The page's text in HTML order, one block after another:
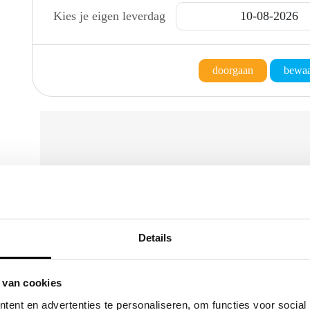
Details
cookies
en advertenties te personaliseren, om functies voor
Kies je eigen leverdag
doorgaan
02-01-